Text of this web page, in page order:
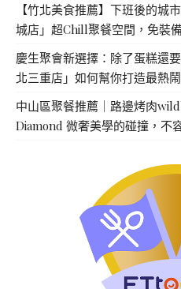
【竹北美食推薦】下班後的城
城店」超Chill聚餐空間，免裝
慶生聚會新選擇：除了蛋糕還
北三重店」如何幫你打造最熱
中山區聚餐推薦｜路邊烤肉
Diamond 微奢美學的碰撞，不